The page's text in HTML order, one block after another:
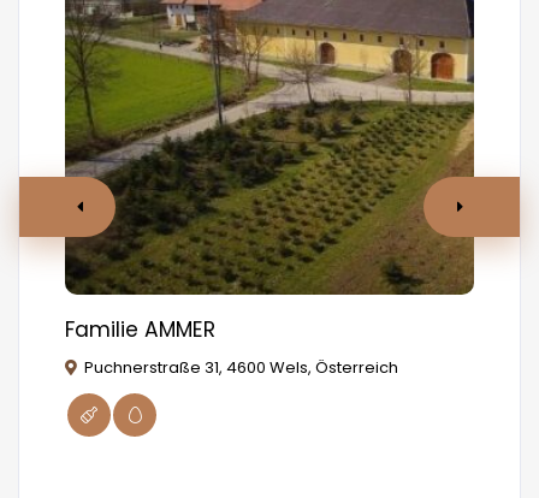
Familie AMMER
Puchnerstraße 31, 4600 Wels, Österreich